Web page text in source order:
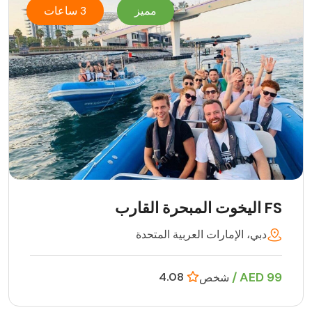
مميز 3 ساعات
FS اليخوت المبحرة القارب
دبي، الإمارات العربية المتحدة
99 AED / شخص